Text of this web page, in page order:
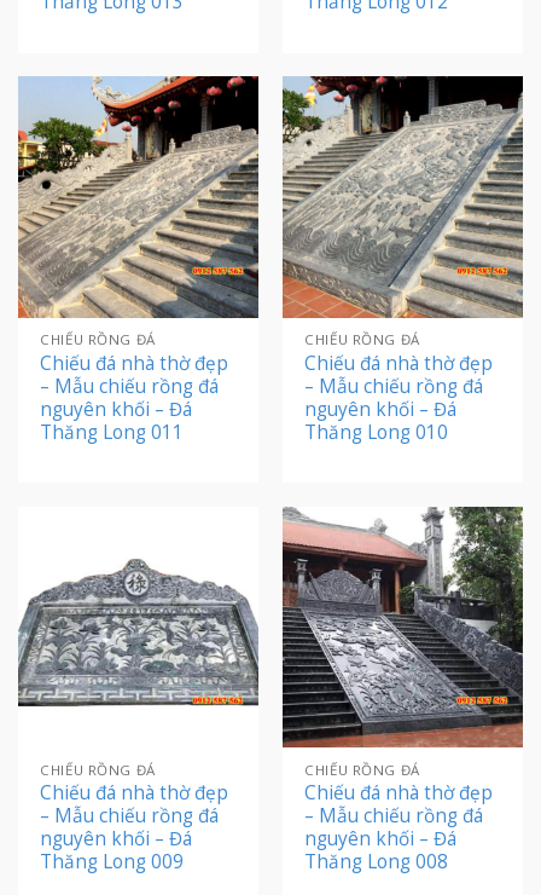
CHIẾU RỒNG ĐÁ
Chiếu đá nhà thờ đẹp
– Mẫu chiếu rồng đá
nguyên khối – Đá
Thăng Long 011
CHIẾU RỒNG ĐÁ
Chiếu đá nhà thờ đẹp
– Mẫu chiếu rồng đá
nguyên khối – Đá
Thăng Long 010
CHIẾU RỒNG ĐÁ
Chiếu đá nhà thờ đẹp
– Mẫu chiếu rồng đá
nguyên khối – Đá
Thăng Long 009
CHIẾU RỒNG ĐÁ
Chiếu đá nhà thờ đẹp
– Mẫu chiếu rồng đá
nguyên khối – Đá
Thăng Long 008